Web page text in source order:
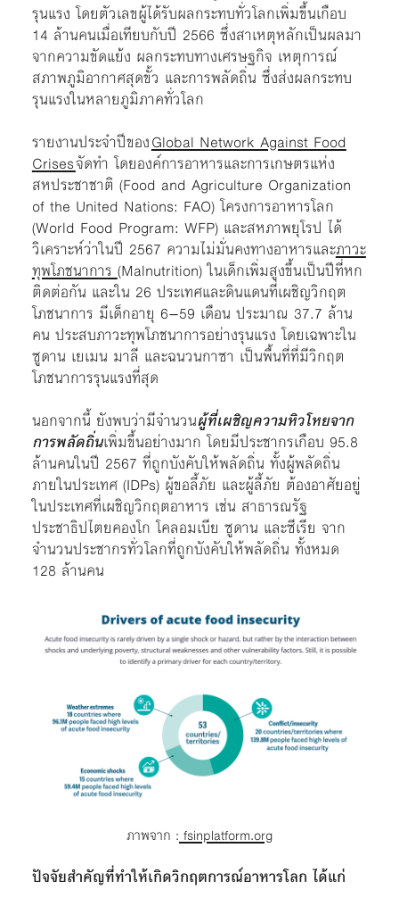
รุนแรง โดยตัวเลขผู้ได้รับผลกระทบทั่วโลกเพิ่มขึ้นเกือบ
14 ล้านคนเมื่อเทียบกับปี 2566 ซึ่งสาเหตุหลักเป็นผลมา
จากความขัดแย้ง ผลกระทบทางเศรษฐกิจ เหตุการณ์
สภาพภูมิอากาศสุดขั้ว และการพลัดถิ่น ซึ่งส่งผลกระทบ
รุนแรงในหลายภูมิภาคทั่วโลก
รายงานประจำปีของGlobal Network Against Food
Crisesจัดทำ โดยองค์การอาหารและการเกษตรแห่ง
สหประชาชาติ (Food and Agriculture Organization
of the United Nations: FAO) โครงการอาหารโลก
(World Food Program: WFP) และสหภาพยุโรป ได้
วิเคราะห์ว่าในปี 2567 ความไม่มั่นคงทางอาหารและภาวะ
ทุพโภชนาการ(Malnutrition)ในเด็กเพิ่มสูงขึ้นเป็นปีที่หก
ติดต่อกัน และใน 26 ประเทศและดินแดนที่เผชิญวิกฤต
โภชนาการ มีเด็กอายุ 6–59 เดือน ประมาณ 37.7 ล้าน
คน ประสบภาวะทุพโภชนาการอย่างรุนแรง โดยเฉพาะใน
ซูดาน เยเมน มาลี และฉนวนกาซา เป็นพื้นที่ที่มีวิกฤต
โภชนาการรุนแรงที่สุด
นอกจากนี้ ยังพบว่ามีจำนวนผู้ที่เผชิญความหิวโหยจาก
การพลัดถิ่นเพิ่มขึ้นอย่างมาก โดยมีประชากรเกือบ 95.8
ล้านคนในปี 2567 ที่ถูกบังคับให้พลัดถิ่น ทั้งผู้พลัดถิ่น
ภายในประเทศ (IDPs) ผู้ขอลี้ภัย และผู้ลี้ภัย ต้องอาศัยอยู่
ในประเทศที่เผชิญวิกฤตอาหาร เช่น สาธารณรัฐ
ประชาธิปไตยคองโก โคลอมเบีย ซูดาน และซีเรีย จาก
จำนวนประชากรทั่วโลกที่ถูกบังคับให้พลัดถิ่น ทั้งหมด
128 ล้านคน
ภาพจาก : fsinplatform.org
ปัจจัยสำคัญที่ทำให้เกิดวิกฤตการณ์อาหารโลก ได้แก่